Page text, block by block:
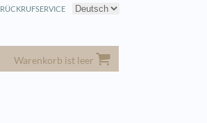
RÜCKRUFSERVICE
Warenkorb ist leer